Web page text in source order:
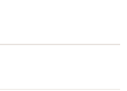
を提供い